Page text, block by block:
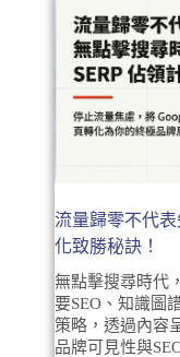
流量歸零不代
化致勝秘訣！
無點擊搜尋時代
要SEO、知識圖
策略，透過內容
品牌可見性與